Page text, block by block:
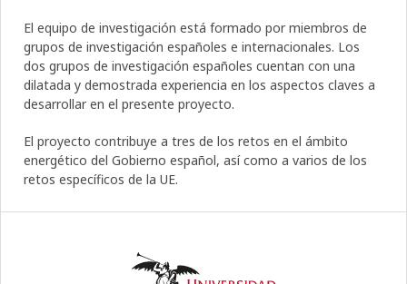
El equipo de investigación está formado por miembros de
grupos de investigación españoles e internacionales. Los
dos grupos de investigación españoles cuentan con una
dilatada y demostrada experiencia en los aspectos claves a
desarrollar en el presente proyecto.
El proyecto contribuye a tres de los retos en el ámbito
energético del Gobierno español, así como a varios de los
retos específicos de la UE.